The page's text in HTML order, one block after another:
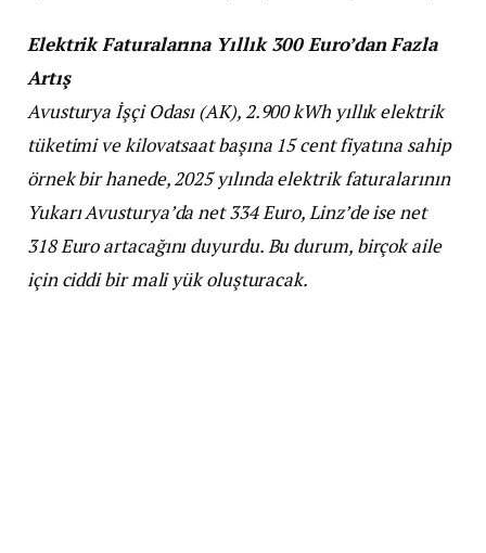
Elektrik Faturalarına Yıllık 300 Euro’dan Fazla
Artış
Avusturya İşçi Odası (AK), 2.900 kWh yıllık elektrik
tüketimi ve kilovatsaat başına 15 cent fiyatına sahip
örnek bir hanede, 2025 yılında elektrik faturalarının
Yukarı Avusturya’da net 334 Euro, Linz’de ise net
318 Euro artacağını duyurdu. Bu durum, birçok aile
için ciddi bir mali yük oluşturacak.